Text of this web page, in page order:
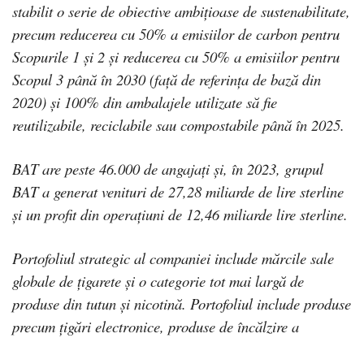
stabilit o serie de obiective ambițioase de sustenabilitate,
precum reducerea cu 50% a emisiilor de carbon pentru
Scopurile 1 și 2 și reducerea cu 50% a emisiilor pentru
Scopul 3 până în 2030 (față de referința de bază din
2020) și 100% din ambalajele utilizate să fie
reutilizabile, reciclabile sau compostabile până în 2025.
BAT are peste 46.000 de angajați și, în 2023, grupul
BAT a generat venituri de 27,28 miliarde de lire sterline
și un profit din operațiuni de 12,46 miliarde lire sterline.
Portofoliul strategic al companiei include mărcile sale
globale de țigarete și o categorie tot mai largă de
produse din tutun și nicotină. Portofoliul include produse
precum țigări electronice, produse de încălzire a